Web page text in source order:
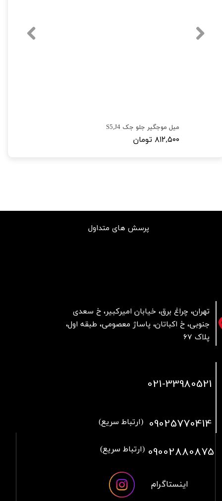
میل موجگیر جلو جک S5,J4
۸۱۲,۵۰۰ تومان
تهران، چراغ برق، خیابان امیرکبیر، خ سعدی
جنوبی، خ اکباتان، پاساژ معصومی، طبقه اول،
پلاک 67
پرسش های متداول
021-33980521
09025770414 (ارتباط سریع)
09002880875 (ارتباط سریع)
اینستاگرام